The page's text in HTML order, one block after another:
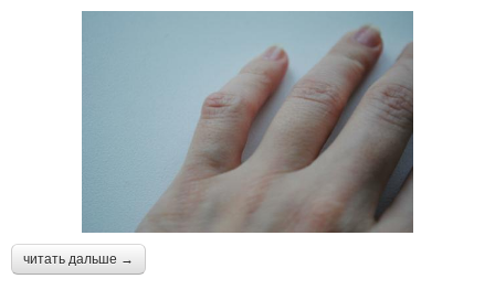
читать дальше →